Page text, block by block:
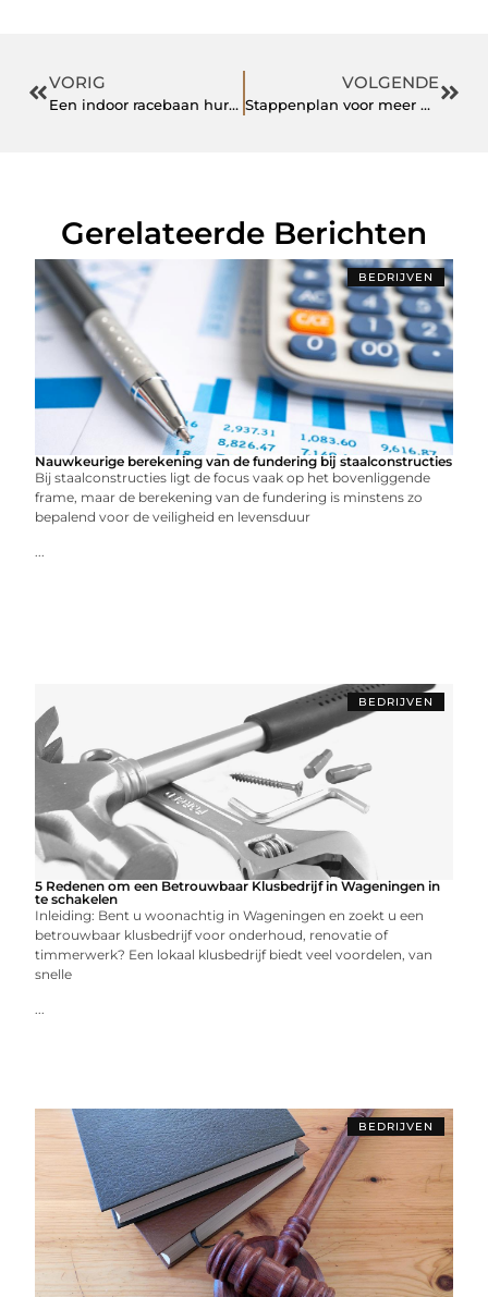
VORIG
Een indoor racebaan huren op de makkelijkste en beste manier
VOLGENDE
Stappenplan voor meer wooncomfort en buitenplezier
Gerelateerde Berichten
BEDRIJVEN
Nauwkeurige berekening van de fundering bij staalconstructies
Bij staalconstructies ligt de focus vaak op het bovenliggende
frame, maar de berekening van de fundering is minstens zo
bepalend voor de veiligheid en levensduur
...
BEDRIJVEN
5 Redenen om een Betrouwbaar Klusbedrijf in Wageningen in
te schakelen
Inleiding: Bent u woonachtig in Wageningen en zoekt u een
betrouwbaar klusbedrijf voor onderhoud, renovatie of
timmerwerk? Een lokaal klusbedrijf biedt veel voordelen, van
snelle
...
BEDRIJVEN